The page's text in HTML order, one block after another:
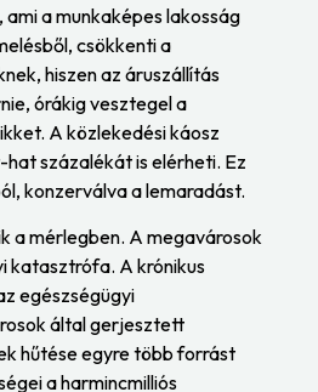
a munkaképes lakosság
csökkenti a
hiszen az áruszállítás
órákig vesztegel a
A közlekedési káosz
százalékát is elérheti. Ez
konzerválva a lemaradást.
a mérlegben. A megavárosok
katasztrófa. A krónikus
egészségügyi
által gerjesztett
hűtése egyre több forrást
a harmincmilliós